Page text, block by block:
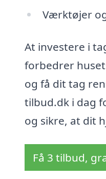
Værktøjer
At investere i
forbedrer
og få dit tag
tilbud.dk i dag
og sikre, at dit
Få 3 tilbud,